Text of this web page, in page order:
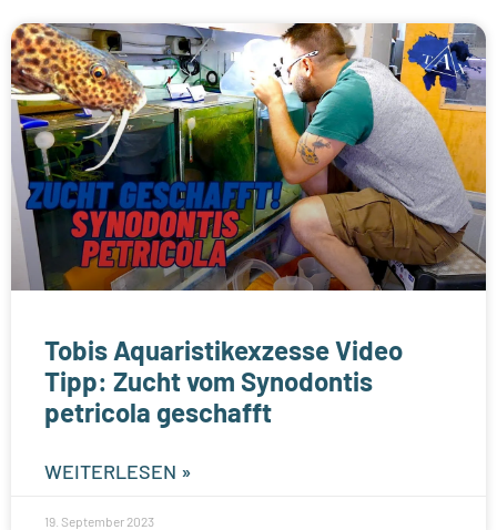
Tobis Aquaristikexzesse Video
Tipp: Zucht vom Synodontis
petricola geschafft
WEITERLESEN »
19. September 2023